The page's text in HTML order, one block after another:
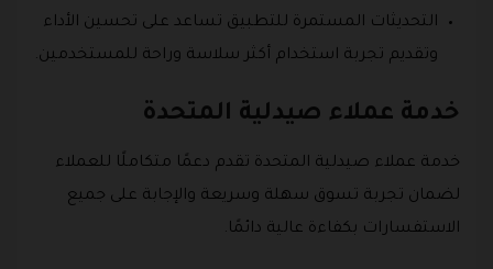
التحديثات المستمرة للتطبيق تساعد على تحسين الأداء
وتقديم تجربة استخدام أكثر سلاسة وراحة للمستخدمين.
خدمة عملاء صيدلية المتحدة
خدمة عملاء صيدلية المتحدة تقدم دعمًا متكاملًا للعملاء
لضمان تجربة تسوق سهلة وسريعة والإجابة على جميع
الاستفسارات بكفاءة عالية دائمًا.